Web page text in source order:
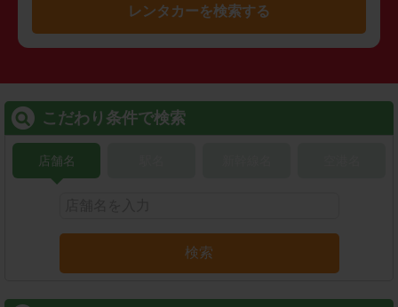
レンタカーを検索する
こだわり条件で検索
店舗名
検索